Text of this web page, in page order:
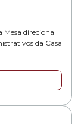
Mesa direciona
da Casa